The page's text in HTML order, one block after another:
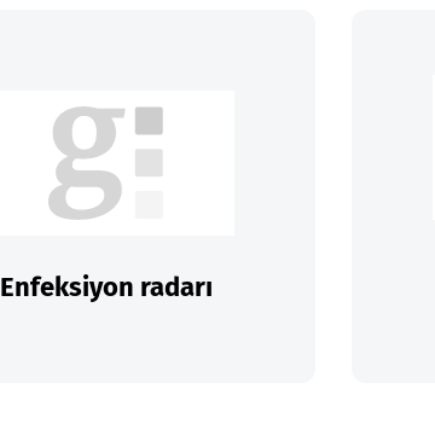
Enfeksiyon radarı